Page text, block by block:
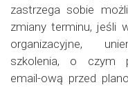
zastrzega sobie
zmiany terminu, jeśli
organizacyjne,
szkolenia, o czym
email-ową przed